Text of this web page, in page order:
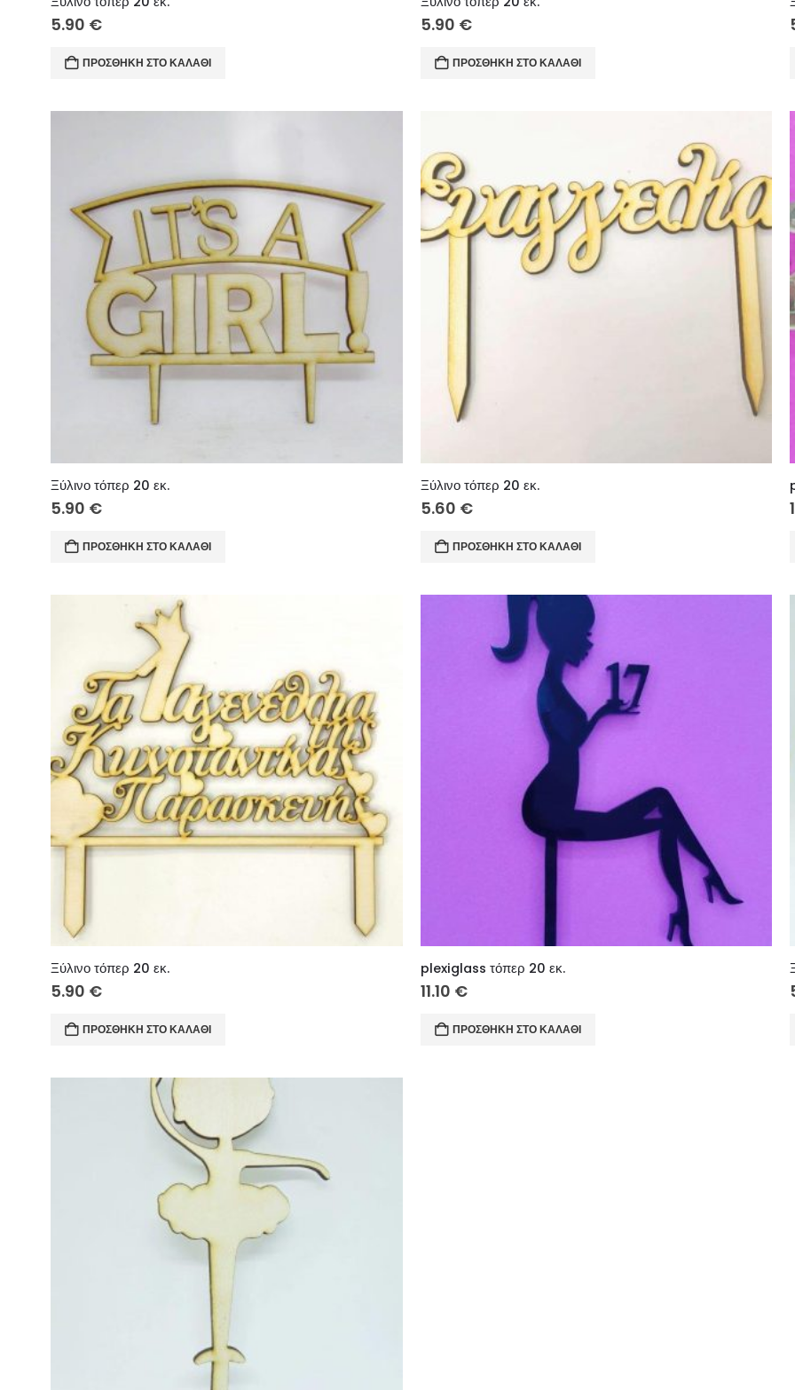
5.90 €
ΠΡΟΣΘΉΚΗ ΣΤΟ ΚΑΛΆΘΙ
5.90 €
ΠΡΟΣΘΉΚΗ ΣΤΟ ΚΑΛΆΘΙ
Ξύλινο τόπερ 20 εκ.
5.90 €
ΠΡΟΣΘΉΚΗ ΣΤΟ ΚΑΛΆΘΙ
Ξύλινο τόπερ 20 εκ.
5.60 €
ΠΡΟΣΘΉΚΗ ΣΤΟ ΚΑΛΆΘΙ
Ξύλινο τόπερ 20 εκ.
5.90 €
ΠΡΟΣΘΉΚΗ ΣΤΟ ΚΑΛΆΘΙ
plexiglass τόπερ 20 εκ.
11.10 €
ΠΡΟΣΘΉΚΗ ΣΤΟ ΚΑΛΆΘΙ